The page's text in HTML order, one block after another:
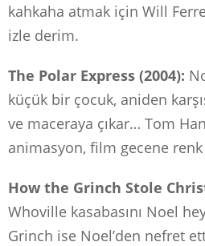
kahkaha atmak için Will
izle derim.
The Polar Express (2004):
küçük bir çocuk, aniden
ve maceraya çıkar… Tom
animasyon, film gecene renk
How the Grinch Stole
Whoville kasabasını Noel
Grinch ise Noel’den nefret